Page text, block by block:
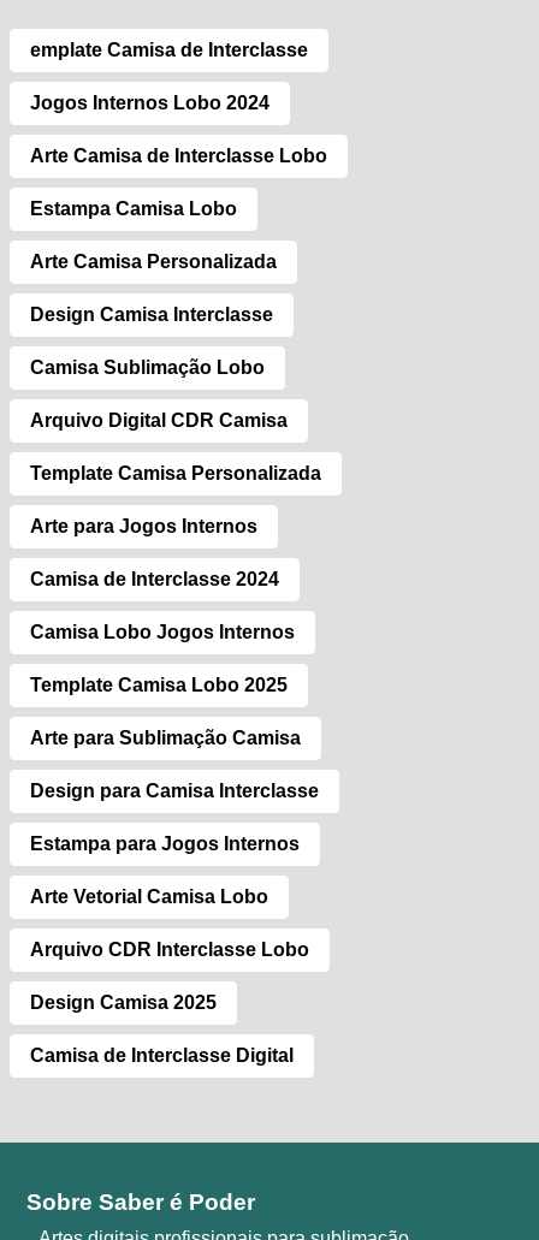
emplate Camisa de Interclasse
Jogos Internos Lobo 2024
Arte Camisa de Interclasse Lobo
Estampa Camisa Lobo
Arte Camisa Personalizada
Design Camisa Interclasse
Camisa Sublimação Lobo
Arquivo Digital CDR Camisa
Template Camisa Personalizada
Arte para Jogos Internos
Camisa de Interclasse 2024
Camisa Lobo Jogos Internos
Template Camisa Lobo 2025
Arte para Sublimação Camisa
Design para Camisa Interclasse
Estampa para Jogos Internos
Arte Vetorial Camisa Lobo
Arquivo CDR Interclasse Lobo
Design Camisa 2025
Camisa de Interclasse Digital
Sobre Saber é Poder